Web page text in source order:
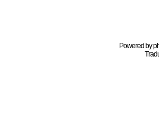
Powered by